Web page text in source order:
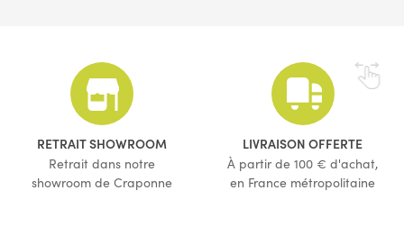
(1 avis)
RETRAIT SHOWROOM
Retrait dans notre
showroom de Craponne
LIVRAISON OFFERTE
À partir de 100 € d'achat,
en France métropolitaine